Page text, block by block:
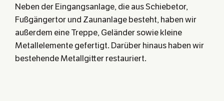
Neben der Eingangsanlage, die aus Schiebetor,
Fußgängertor und Zaunanlage besteht, haben wir
außerdem eine Treppe, Geländer sowie kleine
Metallelemente gefertigt. Darüber hinaus haben wir
bestehende Metallgitter restauriert.